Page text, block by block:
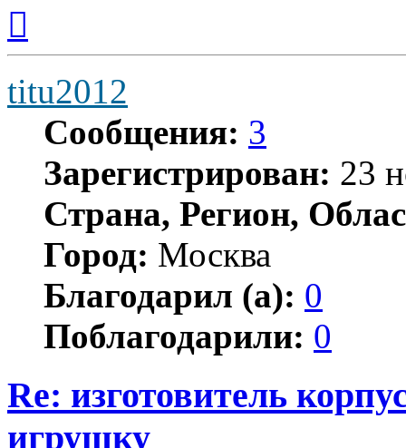
началу
titu2012
Сообщения: 3
Зарегистрирован: 23
Страна, Регион,
Город: Москва
Благодарил (а): 0
Поблагодарили: 0
Re: изготовитель
игрушку